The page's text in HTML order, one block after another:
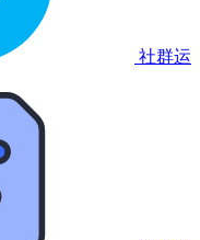
社群运